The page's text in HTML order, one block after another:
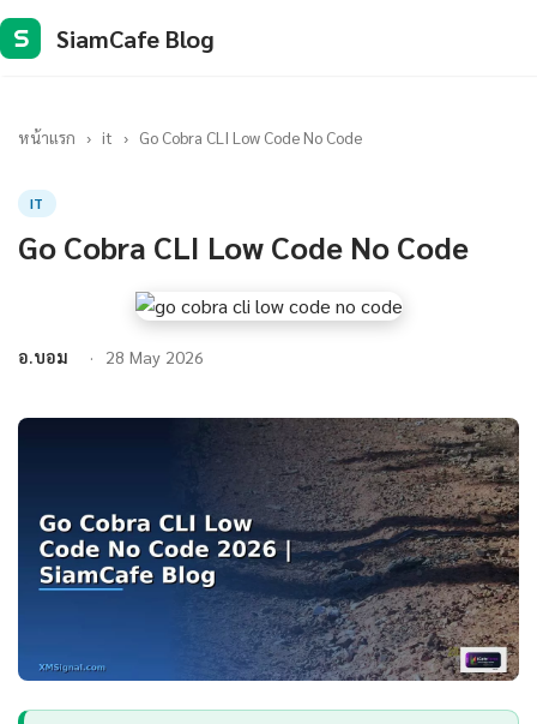
S SiamCafe Blog
หน้าแรก › it › Go Cobra CLI Low Code No Code
IT
Go Cobra CLI Low Code No Code
อ.บอม 28 May 2026